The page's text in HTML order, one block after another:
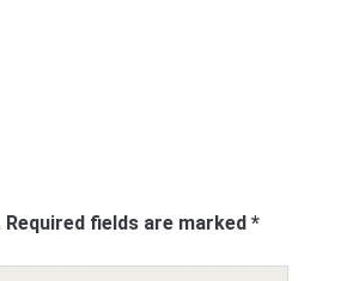
Required fields are marked*